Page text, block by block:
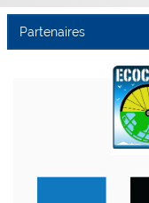
Partenaires